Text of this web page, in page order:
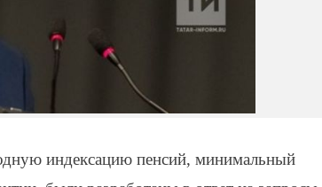
индексацию пенсий, минимальный